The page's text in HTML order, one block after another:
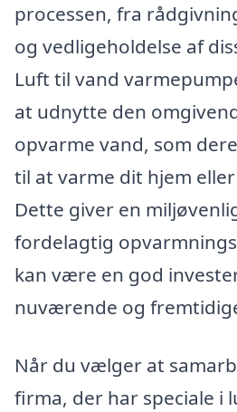
processen, fra
og vedligeholdelse af
Luft til vand
at udnytte den
opvarme vand, som
til at varme dit hjem
Dette giver en
fordelagtig
kan være en god
nuværende og
Når du vælger at
firma, der har speciale i